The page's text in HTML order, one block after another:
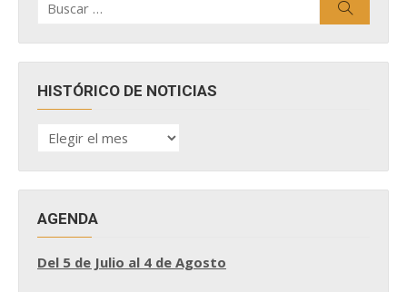
por:
HISTÓRICO DE NOTICIAS
HISTÓRICO
DE
AGENDA
Del 5 de Julio al 4 de Agosto